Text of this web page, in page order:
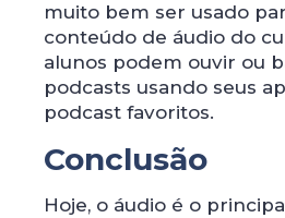
muito bem ser usado
conteúdo de áudio do
alunos podem ouvir ou
podcasts usando seus
podcast favoritos.
Conclusão
Hoje, o áudio é o